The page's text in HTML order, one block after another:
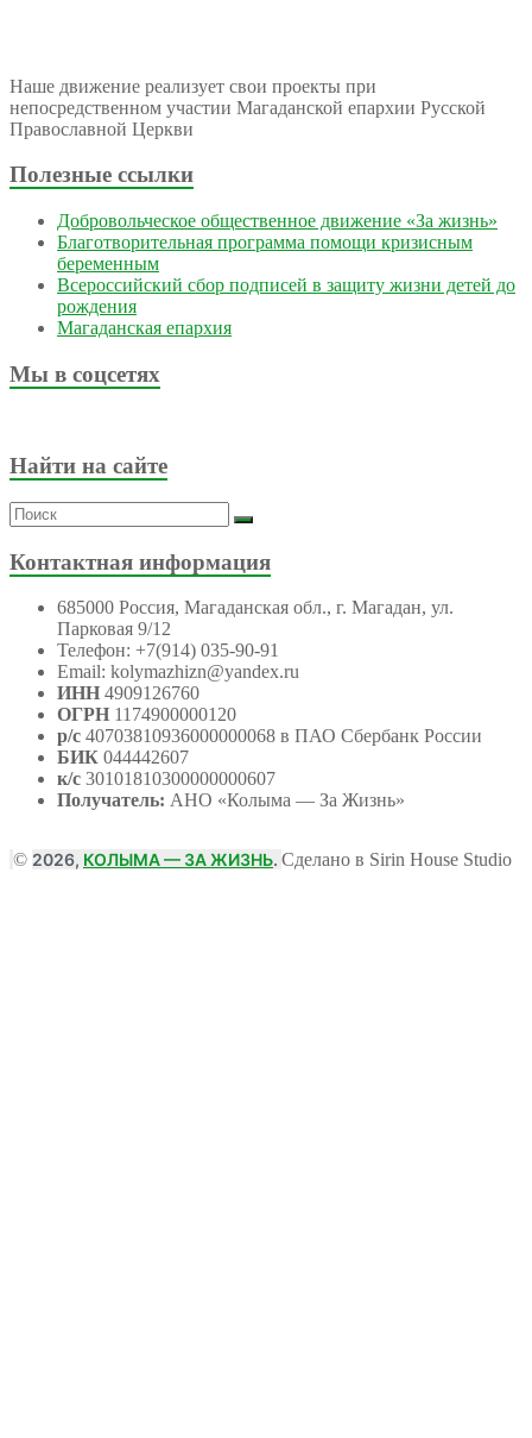
Наше движение реализует свои проекты при
непосредственном участии Магаданской епархии Русской
Православной Церкви
Полезные ссылки
Добровольческое общественное движение «За жизнь»
Благотворительная программа помощи кризисным
беременным
Всероссийский сбор подписей в защиту жизни детей до
рождения
Магаданская епархия
Мы в соцсетях
Найти на сайте
Контактная информация
685000 Россия, Магаданская обл., г. Магадан, ул.
Парковая 9/12
Телефон: +7(914) 035-90-91
Email: kolymazhizn@yandex.ru
ИНН 4909126760
ОГРН 1174900000120
р/с 40703810936000000068 в ПАО Сбербанк России
БИК 044442607
к/с 30101810300000000607
Получатель: АНО «Колыма — За Жизнь»
© 2026, КОЛЫМА — ЗА ЖИЗНЬ. Сделано в Sirin House Studio